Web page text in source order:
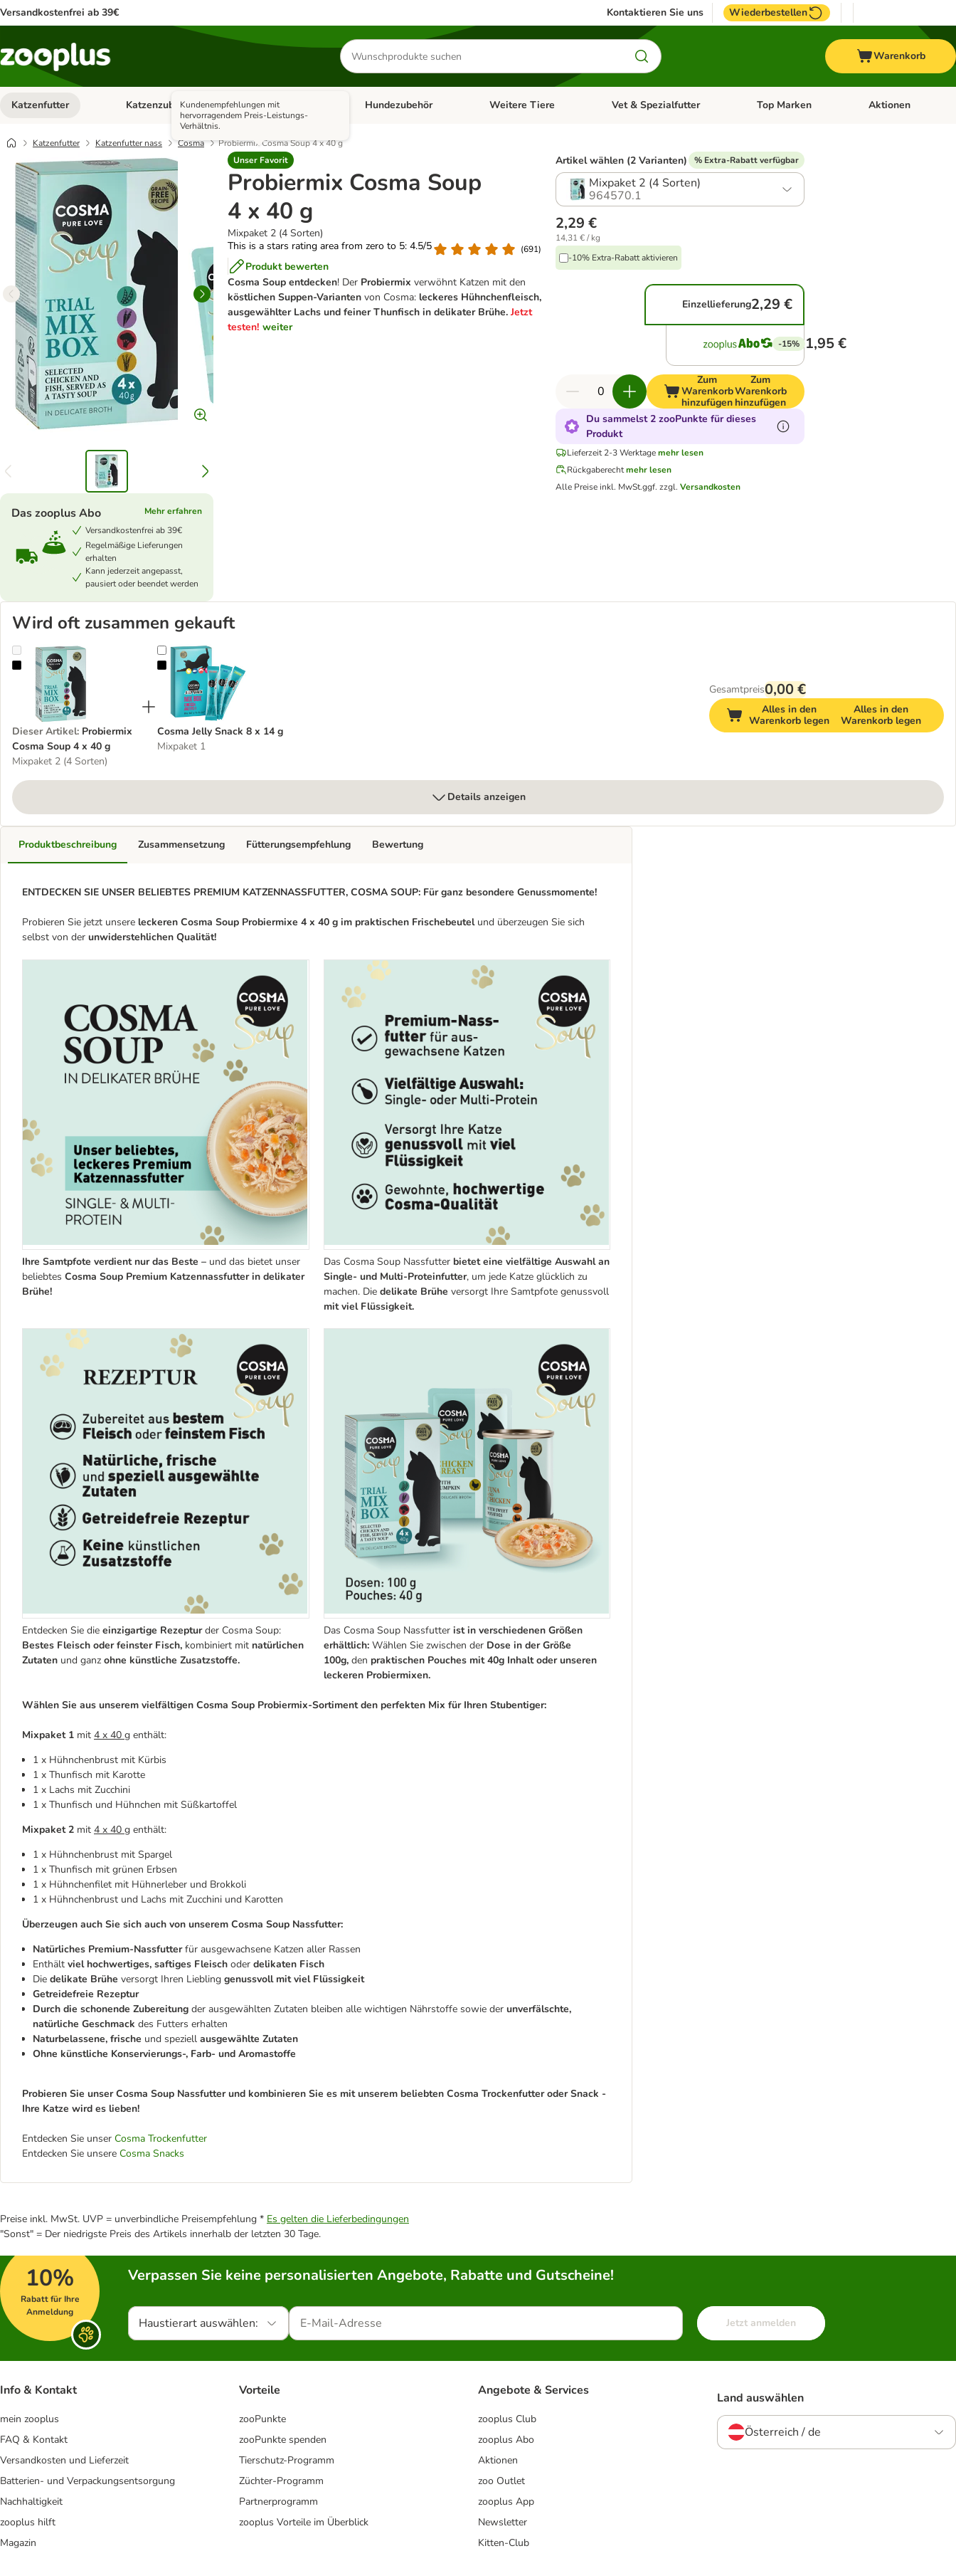
Versandkostenfrei ab 39€ Kontaktieren Sie uns Wiederbestellen
Produkte
suchen
Warenkorb
Katzenfutter Kategorie-Menü öffnen: Katzenfutter
Katzenzubehör Kategorie-Menü öffnen: Katzenzubehör
Hundefutter Kategorie-Menü öffnen: Hundefutter
Hundezubehör Kategorie-Menü öffnen: Hundezubehör
Weitere Tiere Kategorie-Menü öffnen: Weitere Tiere
Vet & Spezialfutter Kategorie-Menü öffnen: Vet & Spezialfutter
Top Marken Kategorie-Menü
Aktionen
Katzenfutter Katzenfutter nass Cosma
Probiermix Cosma Soup 4 x 40 g
Unser Favorit
Kundenempfehlungen mit
hervorragendem Preis-Leistungs-
Verhältnis.
Probiermix Cosma Soup
4 x 40 g
Mixpaket 2 (4 Sorten)
This is a stars rating area from zero to 5: 4.5/5
(691)
Produkt bewerten
Cosma Soup entdecken! Der Probiermix verwöhnt Katzen mit den
köstlichen Suppen-Varianten von Cosma: leckeres Hühnchenfleisch,
ausgewählter Lachs und feiner Thunfisch in delikater Brühe.Jetzt
testen! weiter
Das zooplus Abo
Mehr erfahren
Versandkostenfrei ab 39€
Regelmäßige Lieferungen
erhalten
Kann jederzeit angepasst,
pausiert oder beendet werden
Artikel wählen (2 Varianten) % Extra-Rabatt verfügbar
Mixpaket 2 (4 Sorten)
964570.1
2,29 €
14,31 € / kg
-10% Extra-Rabatt aktivieren
Einzellieferung2,29 €
-15% 1,95 €
Zum
Warenkorb
hinzufügen
Zum
Warenkorb
hinzufügen
Du sammelst 2 zooPunkte für dieses
Produkt
Lieferzeit 2-3 Werktage mehr lesen
Rückgaberecht mehr lesen
Alle Preise inkl. MwSt.ggf. zzgl. Versandkosten
Wird oft zusammen gekauft
Probiermix Cosma Soup 4 x 40 g
Dieser Artikel: Probiermix
Cosma Soup 4 x 40 g
Mixpaket 2 (4 Sorten)
Cosma Jelly Snack 8 x 14 g
Cosma Jelly Snack 8 x 14 g
Mixpaket 1
Gesamtpreis0,00 €
Alles in den
Warenkorb legen
Alles in den
Warenkorb legen
Details anzeigen
Produktbeschreibung
ENTDECKEN SIE UNSER BELIEBTES PREMIUM KATZENNASSFUTTER, COSMA SOUP: Für ganz besondere Genussmomente!
Probieren Sie jetzt unsere leckeren Cosma Soup Probiermixe 4 x 40 g im praktischen Frischebeutel und überzeugen Sie sich
selbst von der unwiderstehlichen Qualität!
Ihre Samtpfote verdient nur das Beste – und das bietet unser
beliebtes Cosma Soup Premium Katzennassfutter in delikater
Brühe!
Das Cosma Soup Nassfutterbietet eine vielfältige Auswahl an
Single- und Multi-Proteinfutter, um jede Katze glücklich zu
machen. Diedelikate Brühe versorgt Ihre Samtpfote genussvoll
mit viel Flüssigkeit.
Entdecken Sie die einzigartige Rezepturder Cosma Soup:
Bestes Fleisch oder feinster Fisch, kombiniert mit natürlichen
Zutaten und ganz ohne künstliche Zusatzstoffe.
Das Cosma Soup Nassfutterist in verschiedenen Größen
erhältlich: Wählen Sie zwischen der Dose in der Größe
100g, den praktischen Pouches mit 40g Inhalt oder unseren
leckeren Probiermixen.
Wählen Sie aus unserem vielfältigen Cosma Soup Probiermix-Sortiment den perfekten Mix für Ihren Stubentiger:
Mixpaket 1 mit 4 x 40 g enthält:
1 x Hühnchenbrust mit Kürbis
1 x Thunfisch mit Karotte
1 x Lachs mit Zucchini
1 x Thunfisch und Hühnchen mit Süßkartoffel
Mixpaket 2 mit 4 x 40 g enthält:
1 x Hühnchenbrust mit Spargel
1 x Thunfisch mit grünen Erbsen
1 x Hühnchenfilet mit Hühnerleber und Brokkoli
1 x Hühnchenbrust und Lachs mit Zucchini und Karotten
Überzeugen auch Sie sich auch von unserem Cosma Soup Nassfutter:
Natürliches Premium-Nassfutterfür ausgewachsene Katzen aller Rassen
Enthält viel hochwertiges, saftiges Fleisch oder delikaten Fisch
Die delikate Brühe versorgt Ihren Liebling genussvoll mit viel Flüssigkeit
Getreidefreie Rezeptur
Durch die schonende Zubereitung der ausgewählten Zutaten bleiben alle wichtigen Nährstoffe sowie der unverfälschte,
natürliche Geschmack des Futters erhalten
Naturbelassene, frische und speziell ausgewählte Zutaten
Ohne künstliche Konservierungs-, Farb- und Aromastoffe
Probieren Sie unser Cosma Soup Nassfutter und kombinieren Sie es mit unserem beliebten Cosma Trockenfutter oder Snack -
Ihre Katze wird es lieben!
Entdecken Sie unser Cosma Trockenfutter
Entdecken Sie unsere Cosma Snacks
Zusammensetzung Fütterungsempfehlung Bewertung
Preise inkl. MwSt. UVP = unverbindliche Preisempfehlung * Es gelten die Lieferbedingungen
"Sonst" = Der niedrigste Preis des Artikels innerhalb der letzten 30 Tage.
10%
Rabatt für Ihre
Anmeldung
Verpassen Sie keine personalisierten Angebote, Rabatte und Gutscheine!
Haustierart auswählen: Jetzt anmelden
Info & Kontakt
mein zooplus
FAQ & Kontakt
Versandkosten und Lieferzeit
Batterien- und Verpackungsentsorgung
Nachhaltigkeit
zooplus hilft
Magazin
Vorteile
zooPunkte
zooPunkte spenden
Tierschutz-Programm
Züchter-Programm
Partnerprogramm
zooplus Vorteile im Überblick
Angebote & Services
zooplus Club
zooplus Abo
Aktionen
zoo Outlet
zooplus App
Newsletter
Kitten-Club
Land auswählen
Österreich / de